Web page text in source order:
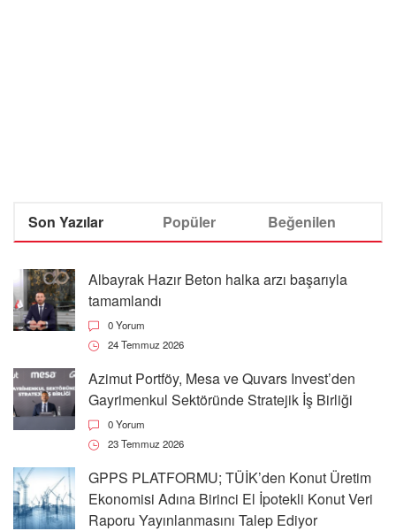
Son Yazılar Popüler Beğenilen
Albayrak Hazır Beton halka arzı başarıyla
tamamlandı
0 Yorum
24 Temmuz 2026
Azimut Portföy, Mesa ve Quvars Invest’den
Gayrimenkul Sektöründe Stratejik İş Birliği
0 Yorum
23 Temmuz 2026
GPPS PLATFORMU; TÜİK’den Konut Üretim
Ekonomisi Adına Birinci El İpotekli Konut Veri
Raporu Yayınlanmasını Talep Ediyor